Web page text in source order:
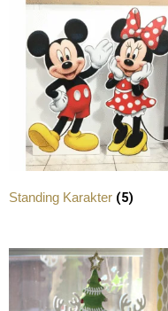
Standing Karakter (5)